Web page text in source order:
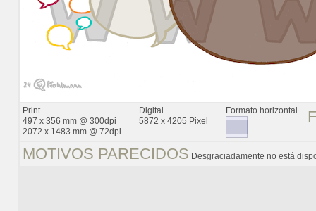
Print
497 x 356 mm @ 300dpi
2072 x 1483 mm @ 72dpi
Digital
5872 x 4205 Pixel
Formato horizontal
MOTIVOS PARECIDOS Desgraciadamente no está